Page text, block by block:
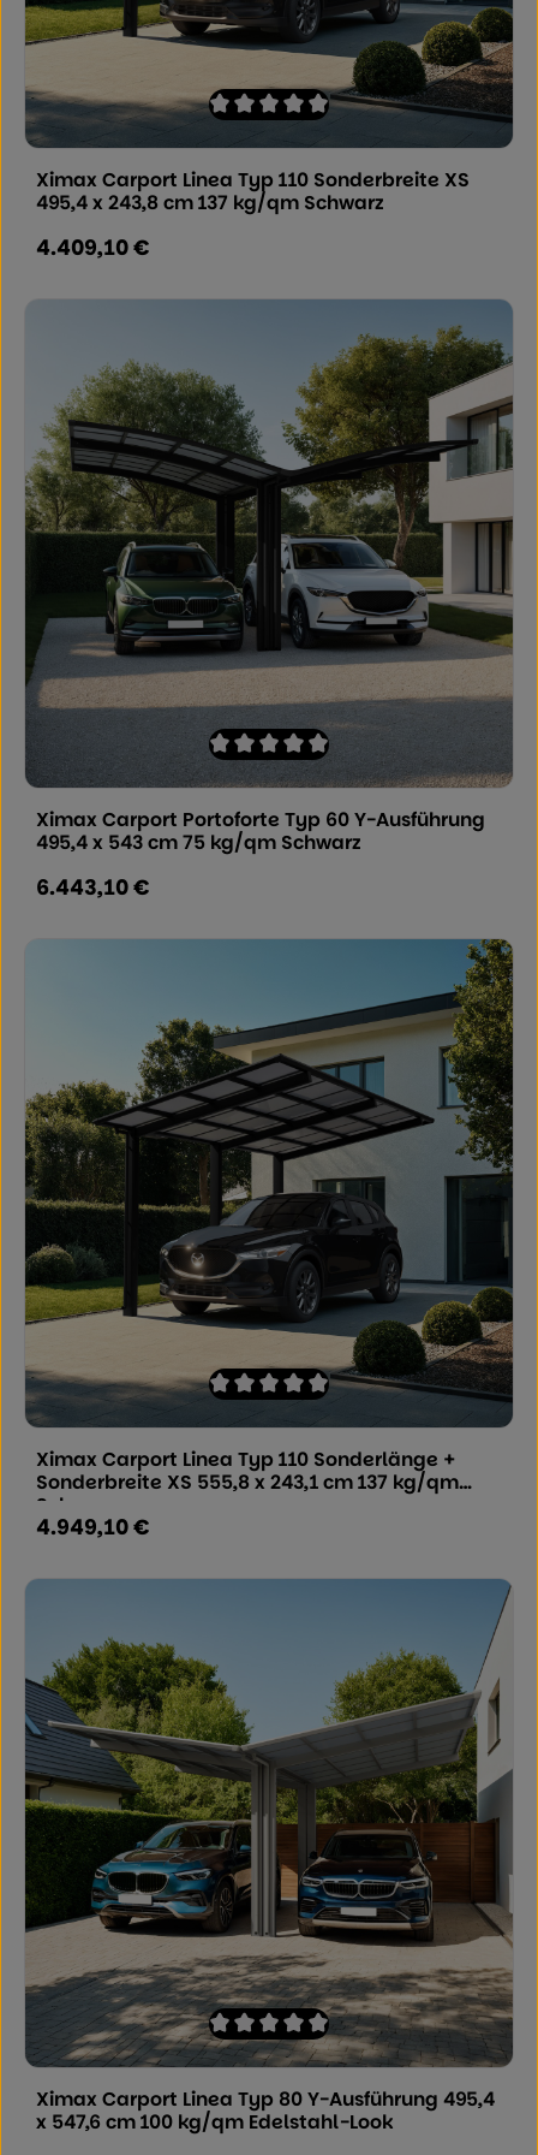
Durchschnittliche Bewertung von 0
Ximax Carport Linea Typ 110 Sonderbreite XS
495,4 x 243,8 cm 137 kg/qm Schwarz
Regulärer Preis:
4.409,10 €
Durchschnittliche Bewertung von 0
Ximax Carport Portoforte Typ 60 Y-Ausführung
495,4 x 543 cm 75 kg/qm Schwarz
Regulärer Preis:
6.443,10 €
Durchschnittliche Bewertung von 0
Ximax Carport Linea Typ 110 Sonderlänge +
Sonderbreite XS 555,8 x 243,1 cm 137 kg/qm
Schwarz
Regulärer Preis:
4.949,10 €
Durchschnittliche Bewertung von 0
Ximax Carport Linea Typ 80 Y-Ausführung 495,4
x 547,6 cm 100 kg/qm Edelstahl-Look